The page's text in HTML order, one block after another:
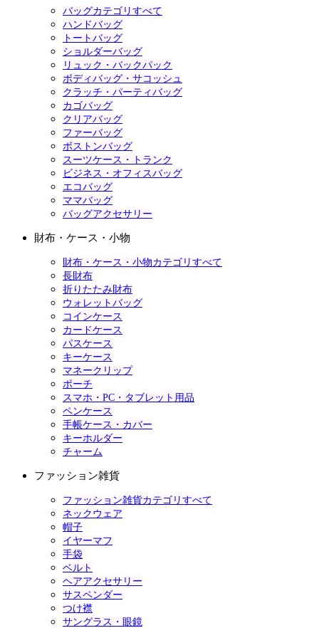
バッグカテゴリすべて
ハンドバッグ
トートバッグ
ショルダーバッグ
リュック・バックパック
ボディバッグ・サコッシュ
クラッチ・パーティバッグ
カゴバッグ
クリアバッグ
ファーバッグ
ボストンバッグ
スーツケース・トランク
ビジネス・オフィスバッグ
エコバッグ
ママバッグ
バッグアクセサリー
財布・ケース・小物
財布・ケース・小物カテゴリすべて
長財布
折りたたみ財布
ウォレットバッグ
コインケース
カードケース
パスケース
キーケース
マネークリップ
ポーチ
スマホ・PC・タブレット用品
ペンケース
手帳ケース・カバー
キーホルダー
チャーム
ファッション雑貨
ファッション雑貨カテゴリすべて
ネックウェア
帽子
イヤーマフ
手袋
ベルト
ヘアアクセサリー
サスペンダー
つけ襟
サングラス・眼鏡